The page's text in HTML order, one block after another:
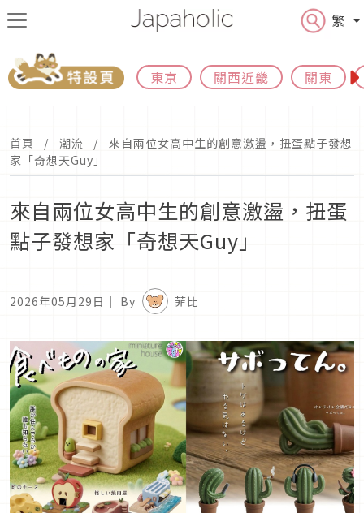
繁
東京 關西近畿 關東
首頁 潮流
來自兩位女高中生的創意激盪，扭蛋點子發想
家「奇想天Guy」
來自兩位女高中生的創意激盪，扭蛋
點子發想家「奇想天Guy」
2026年05月29日 ｜ By 菲比